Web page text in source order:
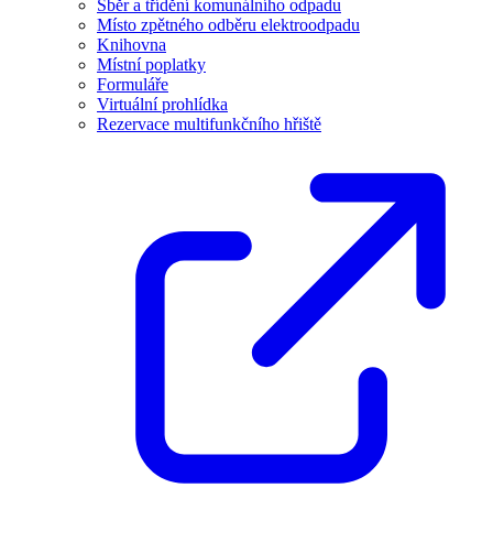
Sběr a třídění komunálního odpadu
Místo zpětného odběru elektroodpadu
Knihovna
Místní poplatky
Formuláře
Virtuální prohlídka
Rezervace multifunkčního hřiště